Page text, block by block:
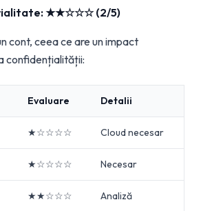
★★☆☆☆ (2/5)
cont, ceea ce are un impact
confidențialității:
Evaluare Detalii
★☆☆☆☆ Cloud necesar
★☆☆☆☆ Necesar
★★☆☆☆ Analiză